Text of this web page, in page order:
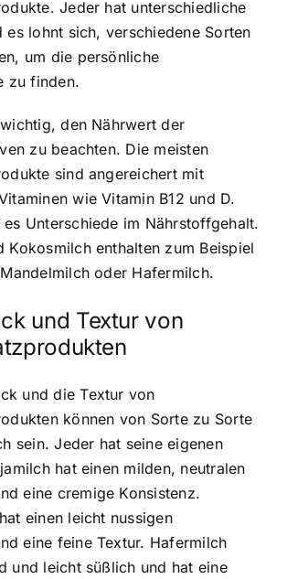
Jeder hat unterschiedliche
es lohnt sich, verschiedene Sorten
um die persönliche
zu finden.
den Nährwert der
zu beachten. Die meisten
sind angereichert mit
wie Vitamin B12 und D.
Unterschiede im Nährstoffgehalt.
Kokosmilch enthalten zum Beispiel
oder Hafermilch.
und Textur von
und die Textur von
können von Sorte zu Sorte
sein. Jeder hat seine eigenen
hat einen milden, neutralen
eine cremige Konsistenz.
einen leicht nussigen
eine feine Textur. Hafermilch
und leicht süßlich und hat eine